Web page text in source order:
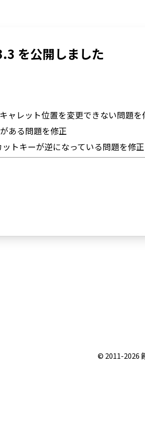
を公開しました
ャレット位置を変更できない問題を
ある問題を修正
トキーが逆になっている問題を修正
© 2011-2026